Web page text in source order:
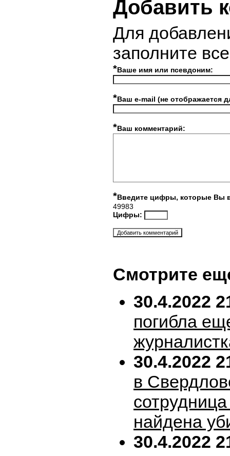
Добавить
Для
заполните
*Ваше имя или псевдоним:
*Ваш e-mail (не отображается
*Ваш комментарий:
*Введите цифры, которые Вы
49983
Цифры:
Смотрите
30.4.2022
погибла
30.4.2022
в
найдена
30.4.2022